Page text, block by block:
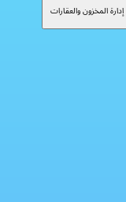
إدارة المخزون والعقارات